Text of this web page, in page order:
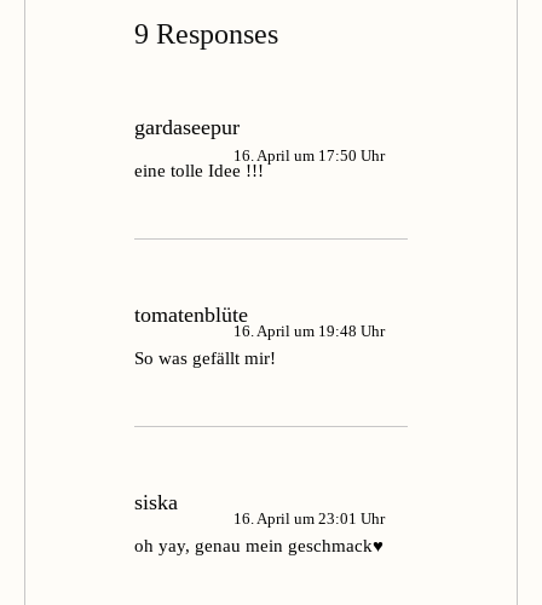
9 Responses
gardaseepur
16. April um 17:50 Uhr
eine tolle Idee !!!
tomatenblüte
16. April um 19:48 Uhr
So was gefällt mir!
siska
16. April um 23:01 Uhr
oh yay, genau mein geschmack♥